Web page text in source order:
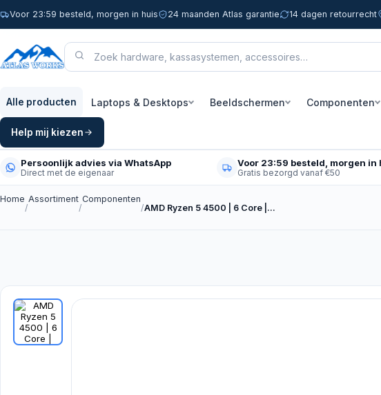
Voor 23:59 besteld, morgen in huis 24 maanden Atlas garantie 14 dagen retourrecht
Alle producten Laptops & Desktops Beeldschermen Componenten
Help mij kiezen
Persoonlijk advies via WhatsApp
Direct met de eigenaar
Voor 23:59 besteld, morgen in
Gratis bezorgd vanaf €50
Home
/
Assortiment
/
Componenten
/AMD Ryzen 5 4500 | 6 Core |…